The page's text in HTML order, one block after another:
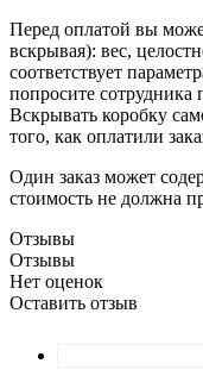
Перед оплатой вы
вскрывая): вес,
соответствует
попросите сотрудника
Вскрывать коробку
того, как оплатили
Один заказ может
стоимость не должна
Отзывы
Отзывы
Нет оценок
Оставить отзыв